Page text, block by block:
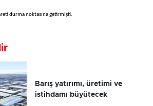
durma noktasına getirmişti.
Barış yatırımı, üretimi ve
istihdamı büyütecek